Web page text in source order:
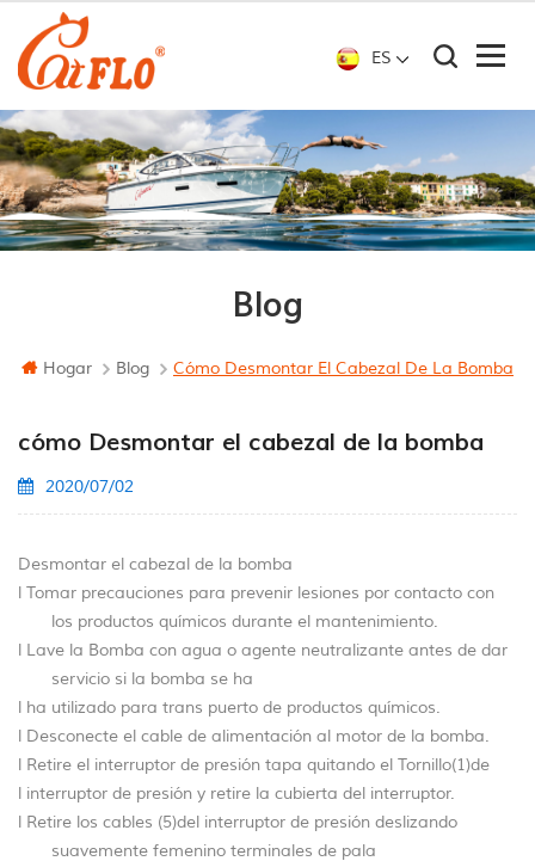
ES
Blog
Hogar Blog Cómo Desmontar El Cabezal De La Bomba
cómo Desmontar el cabezal de la bomba
2020/07/02
Desmontar el cabezal de la bomba
l Tomar precauciones para prevenir lesiones por contacto con
los productos químicos durante el mantenimiento.
l Lave la Bomba con agua o agente neutralizante antes de dar
servicio si la bomba se ha
l ha utilizado para trans puerto de productos químicos.
l Desconecte el cable de alimentación al motor de la bomba.
l Retire el interruptor de presión tapa quitando el Tornillo(1)de
l interruptor de presión y retire la cubierta del interruptor.
l Retire los cables (5)del interruptor de presión deslizando
suavemente femenino terminales de pala